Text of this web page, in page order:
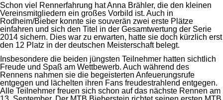
Schon viel Rennerfahrung hat Anna Brähler, die den kleinen
Vereinsmitgliedern ein großes Vorbild ist. Auch in
Rodheim/Bieber konnte sie souverän zwei erste Plätze
einfahren und sich den Titel in der Gesamtwertung der Serie
2014 sichern. Dies war zu erwarten, hatte sie doch kürzlich erst
den 12 Platz in der deutschen Meisterschaft belegt.
Insbesondere die beiden jüngsten Teilnehmer hatten sichtlich
Freude und Spaß am Wettbewerb. Auch während des
Rennens nahmen sie die begeisterten Anfeuerungsrufe
entgegen und lächelten ihren Fans freudestrahlend entgegen.
Alle Teilnehmer freuen sich schon auf das nächste Rennen am